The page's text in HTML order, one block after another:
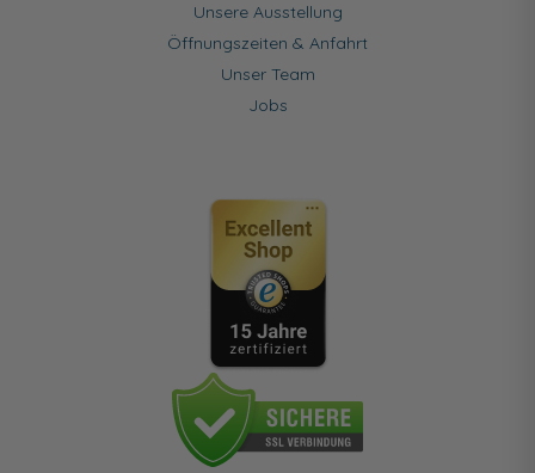
Unsere Ausstellung
Öffnungszeiten & Anfahrt
Unser Team
Jobs